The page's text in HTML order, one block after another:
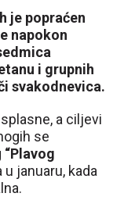
je popraćen
napokon
i grupnih
svakodnevica.
a ciljevi
se
“Plavog
januaru, kada